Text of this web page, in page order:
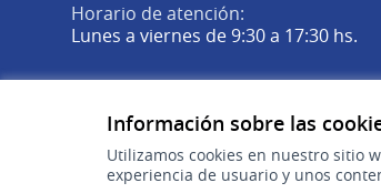
Información sobre las
Utilizamos cookies en nuestro sitio
experiencia de usuario y unos
Horario de atención:
Lunes a viernes de 9:30 a 17:30 hs.
(Enlace externo)
(Enlace externo)
(Enlace externo)